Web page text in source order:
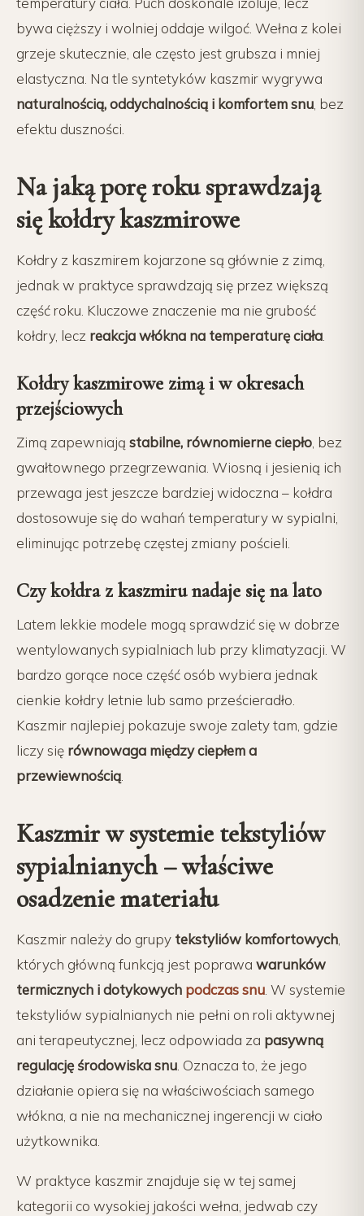
bywa cięższy i wolniej oddaje wilgoć. Wełna z kolei
grzeje skutecznie, ale często jest grubsza i mniej
elastyczna. Na tle syntetyków kaszmir wygrywa
naturalnością, oddychalnością i komfortem snu , bez
efektu duszności.
Na jaką porę roku sprawdzają
się kołdry kaszmirowe
Kołdry z kaszmirem kojarzone są głównie z zimą,
jednak w praktyce sprawdzają się przez większą
część roku. Kluczowe znaczenie ma nie grubość
kołdry, lecz reakcja włókna na temperaturę ciała
Kołdry kaszmirowe zimą i w okresach
przejściowych
Zimą zapewniają stabilne, równomierne ciepło , bez
gwałtownego przegrzewania. Wiosną i jesienią ich
przewaga jest jeszcze bardziej widoczna – kołdra
dostosowuje się do wahań temperatury w sypialni,
eliminując potrzebę częstej zmiany pościeli.
Czy kołdra z kaszmiru nadaje się na lato
Latem lekkie modele mogą sprawdzić się w dobrze
wentylowanych sypialniach lub przy klimatyzacji. W
bardzo gorące noce część osób wybiera jednak
cienkie kołdry letnie lub samo prześcieradło.
Kaszmir najlepiej pokazuje swoje zalety tam, gdzie
liczy się równowaga między ciepłem a
przewiewnością
Kaszmir w systemie tekstyliów
sypialnianych – właściwe
osadzenie materiału
Kaszmir należy do grupy tekstyliów komfortowych
których główną funkcją jest poprawa warunków
termicznych i dotykowych podczas snu . W systemie
tekstyliów sypialnianych nie pełni on roli aktywnej
ani terapeutycznej, lecz odpowiada za pasywną
regulację środowiska snu . Oznacza to, że jego
działanie opiera się na właściwościach samego
włókna, a nie na mechanicznej ingerencji w ciało
użytkownika.
W praktyce kaszmir znajduje się w tej samej
kategorii co wysokiej jakości wełna, jedwab czy